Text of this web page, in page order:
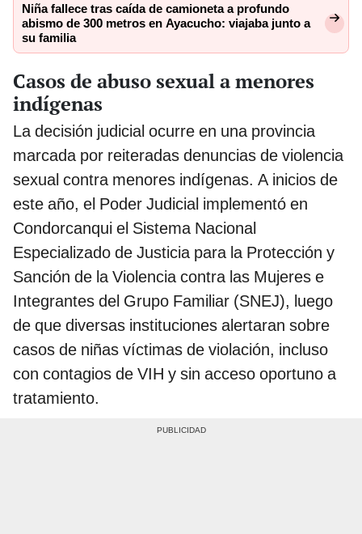
Niña fallece tras caída de camioneta a profundo
abismo de 300 metros en Ayacucho: viajaba junto a
su familia
Casos de abuso sexual a menores
indígenas
La decisión judicial ocurre en una provincia
marcada por reiteradas denuncias de violencia
sexual contra menores indígenas. A inicios de
este año, el Poder Judicial implementó en
Condorcanqui el Sistema Nacional
Especializado de Justicia para la Protección y
Sanción de la Violencia contra las Mujeres e
Integrantes del Grupo Familiar (SNEJ), luego
de que diversas instituciones alertaran sobre
casos de niñas víctimas de violación, incluso
con contagios de VIH y sin acceso oportuno a
tratamiento.